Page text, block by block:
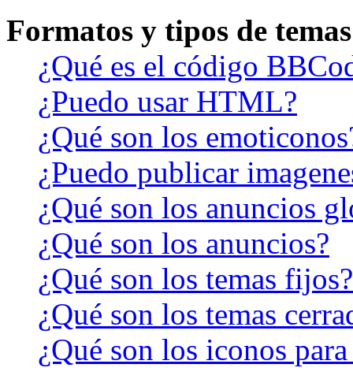
Formatos y tipos de temas
¿Qué es el código
¿Puedo usar HTML?
¿Qué son los
¿Puedo publicar
¿Qué son los anuncios
¿Qué son los anuncios?
¿Qué son los temas fijos?
¿Qué son los temas
¿Qué son los iconos